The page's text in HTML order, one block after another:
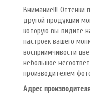
Внимание!!! Оттенки
другой продукции
которую вы видите
настроек вашего
восприимчивости
небольшое
производителем
Адрес